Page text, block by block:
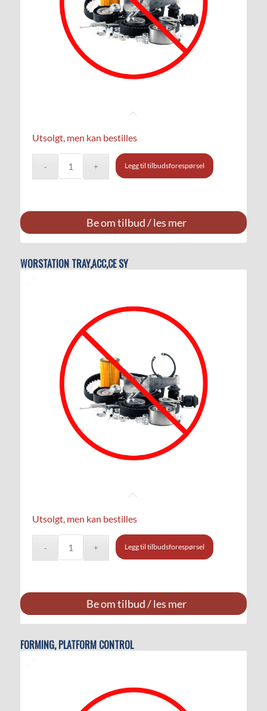
Utsolgt, men kan bestilles
Legg til tilbudsforespørsel
Be om tilbud / les mer
WORSTATION TRAY,ACC,CE SY
Utsolgt, men kan bestilles
Legg til tilbudsforespørsel
Be om tilbud / les mer
FORMING, PLATFORM CONTROL